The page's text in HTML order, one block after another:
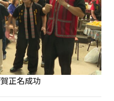
正名成功